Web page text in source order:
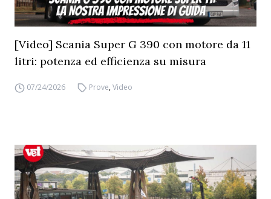
[Video] Scania Super G 390 con motore da 11
litri: potenza ed efficienza su misura
07/24/2026 Prove,Video